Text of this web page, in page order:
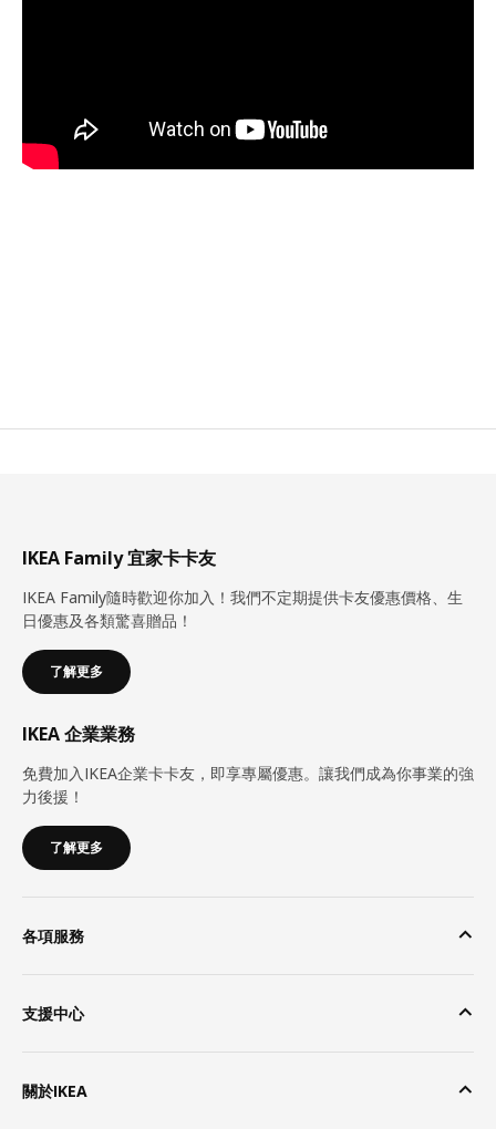
IKEA Family 宜家卡卡友
IKEA Family隨時歡迎你加入！我們不定期提供卡友優惠價格、生
日優惠及各類驚喜贈品！
了解更多
IKEA 企業業務
免費加入IKEA企業卡卡友，即享專屬優惠。讓我們成為你事業的強
力後援！
了解更多
各項服務
支援中心
關於IKEA